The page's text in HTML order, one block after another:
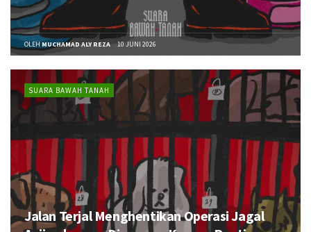
OLEH MUCHAMAD ALY REZA 10 JUNI 2026
SUARA BAWAH TANAH
Jalan Terjal Menghentikan Operasi Jagal